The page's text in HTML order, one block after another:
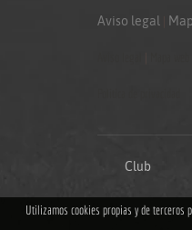
Aviso legal
Club
Utilizamos cookies propias y de terceros